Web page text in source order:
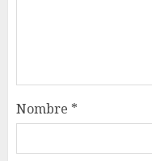
Nombre *